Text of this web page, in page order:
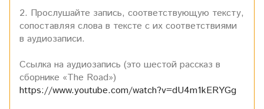
2. Прослушайте запись, соответствующую тексту,
сопоставляя слова в тексте с их соответствиями
в аудиозаписи.
Ссылка на аудиозапись (это шестой рассказ в
сборнике «The Road»)
https://www.youtube.com/watch?v=dU4m1kERYGg